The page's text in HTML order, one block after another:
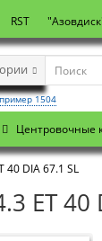
RST
1504
Центровочные
40 DIA 67.1 SL
ET 40